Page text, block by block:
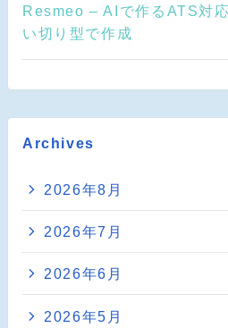
Resmeo – AIで作るATS対
い切り型で作成
Archives
2026年8月
2026年7月
2026年6月
2026年5月